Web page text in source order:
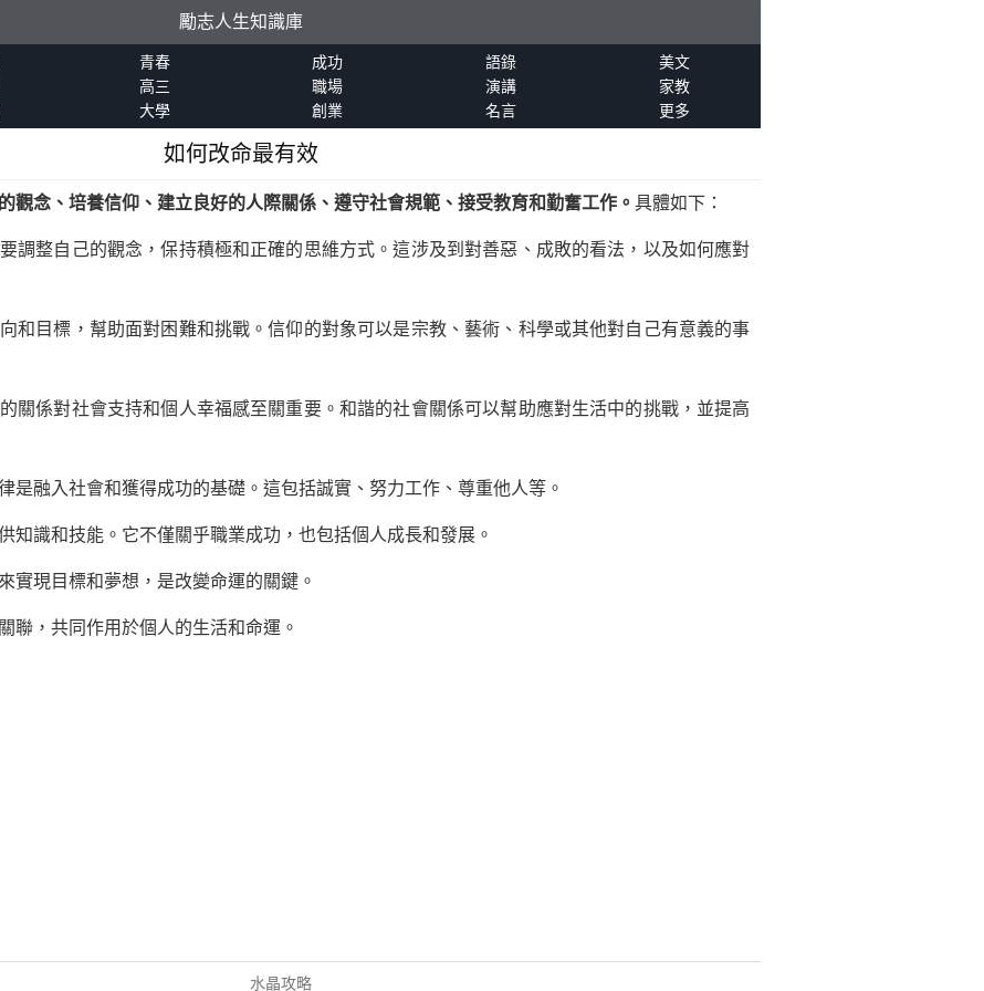
勵志人生知識庫
青春 成功 語錄
美文
高三 職場 演講
家教
大學 創業 名言 更多
如何改命最有效
觀念、培養信仰、建立良好的人際關係、遵守社會規範、接受教育和勤奮工作。 具體如下：
調整自己的觀念，保持積極和正確的思維方式。這涉及到對善惡、成敗的看法，以及如何應對
和目標，幫助面對困難和挑戰。信仰的對象可以是宗教、藝術、科學或其他對自己有意義的事
關係對社會支持和個人幸福感至關重要。和諧的社會關係可以幫助應對生活中的挑戰，並提高
是融入社會和獲得成功的基礎。這包括誠實、努力工作、尊重他人等。
知識和技能。它不僅關乎職業成功，也包括個人成長和發展。
實現目標和夢想，是改變命運的關鍵。
聯，共同作用於個人的生活和命運。
水晶攻略